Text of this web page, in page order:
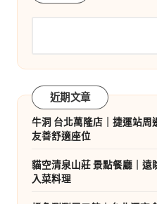
近期文章
牛洞 台北萬隆店｜捷運站
友善舒適座位
貓空清泉山莊 景點餐廳｜遠
入菜料理